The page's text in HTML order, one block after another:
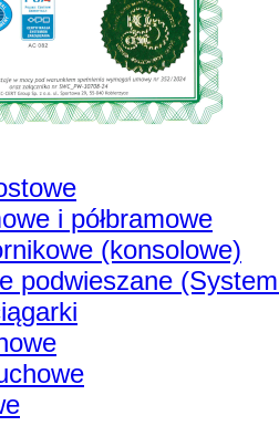
i półbramowe
(konsolowe)
podwieszane